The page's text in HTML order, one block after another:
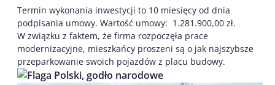
Termin wykonania inwestycji to 10 miesięcy od dnia
podpisania umowy. Wartość umowy: 1.281.900,00 zł.
W związku z faktem, że firma rozpoczęła prace
modernizacyjne, mieszkańcy proszeni są o jak najszybsze
przeparkowanie swoich pojazdów z placu budowy.